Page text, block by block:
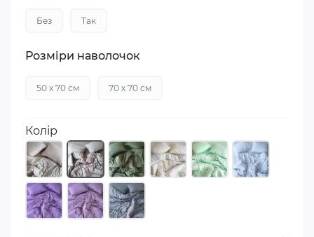
Без Так
Розміри наволочок
50 х 70 см 70 х 70 см
Колір